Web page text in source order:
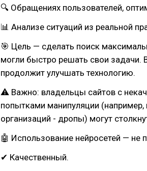
🔍 Обращениях пользователей,
📊 Анализе ситуаций из реальной
🎯 Цель — сделать поиск
могли быстро решать свои
продолжит улучшать технологию.
⚠ Важно: владельцы сайтов с
попытками манипуляции
организаций - дропы) могут
🤖 Использование нейросетей — не
✔ Качественный.